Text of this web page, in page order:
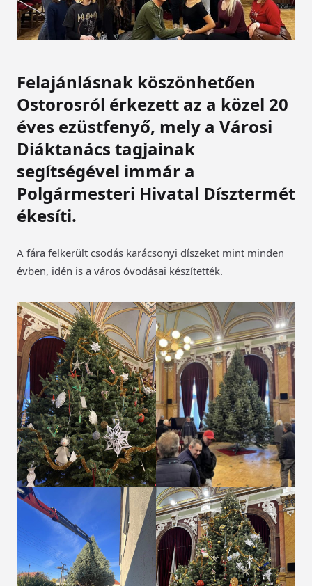
Felajánlásnak köszönhetően
Ostorosról érkezett az a közel 20
éves ezüstfenyő, mely a Városi
Diáktanács tagjainak
segítségével immár a
Polgármesteri Hivatal Dísztermét
ékesíti.
A fára felkerült csodás karácsonyi díszeket mint minden
évben, idén is a város óvodásai készítették.